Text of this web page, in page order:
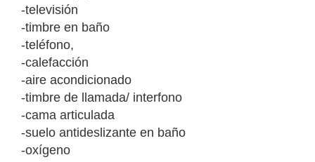
-televisión
-timbre en baño
-teléfono,
-calefacción
-aire acondicionado
-timbre de llamada/ interfono
-cama articulada
-suelo antideslizante en baño
-oxígeno